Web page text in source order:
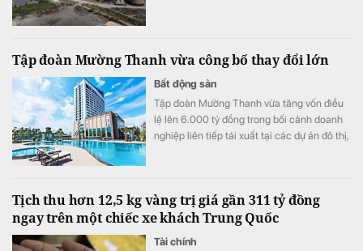
Tập đoàn Mường Thanh vừa công bố thay đổi lớn
Bất động sản
Tập đoàn Mường Thanh vừa tăng vốn điều
lệ lên 6.000 tỷ đồng trong bối cảnh doanh
nghiệp liên tiếp tái xuất tại các dự án đô thị,
Tịch thu hơn 12,5 kg vàng trị giá gần 311 tỷ đồng
ngay trên một chiếc xe khách Trung Quốc
Tài chính